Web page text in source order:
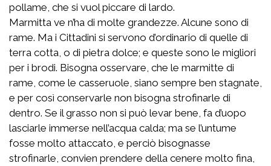
pollame, che si vuol piccare di lardo.
Marmitta ve n’ha di molte grandezze. Alcune sono di
rame. Ma i Cittadini si servono d’ordinario di quelle di
terra cotta, o di pietra dolce; e queste sono le migliori
per i brodi. Bisogna osservare, che le marmitte di
rame, come le casseruole, siano sempre ben stagnate,
e per così conservarle non bisogna strofinarle di
dentro. Se il grasso non si può levar bene, fa d’uopo
lasciarle immerse nell’acqua calda; ma se l’untume
fosse molto attaccato, e perciò bisognasse
strofinarle, convien prendere della cenere molto fina,